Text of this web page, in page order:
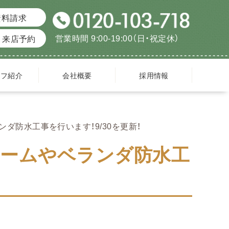
請求
来店予約
営業時間 9:00-19:00（日・祝定休）
紹介 会社概要 採用情報
防水工事を行います！9/30を更新！
ムやベランダ防水工